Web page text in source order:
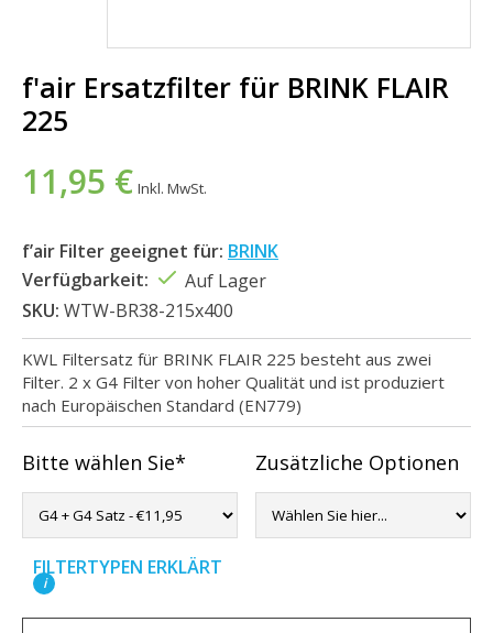
f'air Ersatzfilter für BRINK FLAIR
225
11,95 € Inkl. MwSt.
f’air Filter geeignet für: BRINK
Verfügbarkeit:
Auf Lager
SKU: WTW-BR38-215x400
KWL Filtersatz für BRINK FLAIR 225 besteht aus zwei
Filter. 2 x G4 Filter von hoher Qualität und ist produziert
nach Europäischen Standard (EN779)
Bitte wählen Sie* Zusätzliche Optionen
FILTERTYPEN ERKLÄRT
i